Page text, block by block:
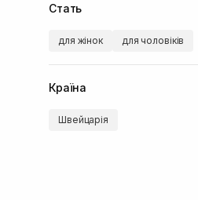
Стать
для жінок для чоловіків
Країна
Швейцарія